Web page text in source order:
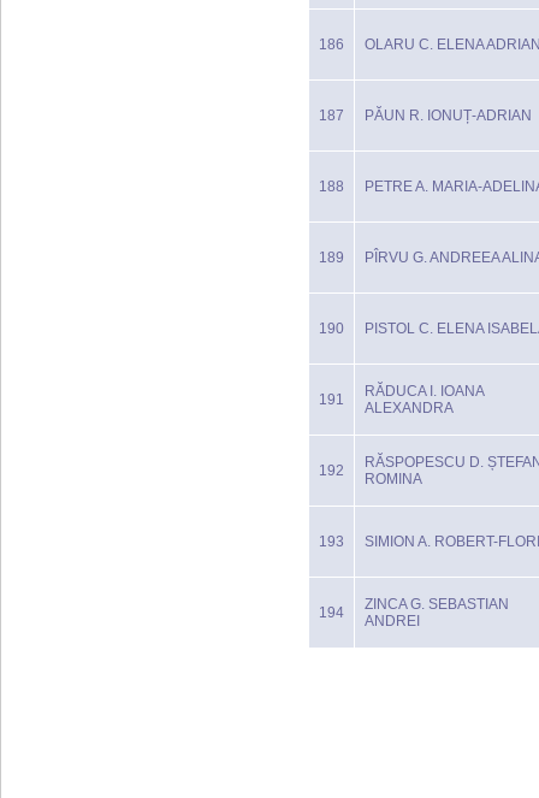
186 OLARU C. ELENA
187 PĂUN R. IONUȚ-ADRIAN
188 PETRE A. MARIA-
189 PÎRVU G. ANDREEA
190 PISTOL C. ELENA
191
RĂDUCA I. IOANA
ALEXANDRA
192
RĂSPOPESCU D.
ROMINA
193 SIMION A. ROBERT-
194
ZINCA G. SEBASTIAN
ANDREI